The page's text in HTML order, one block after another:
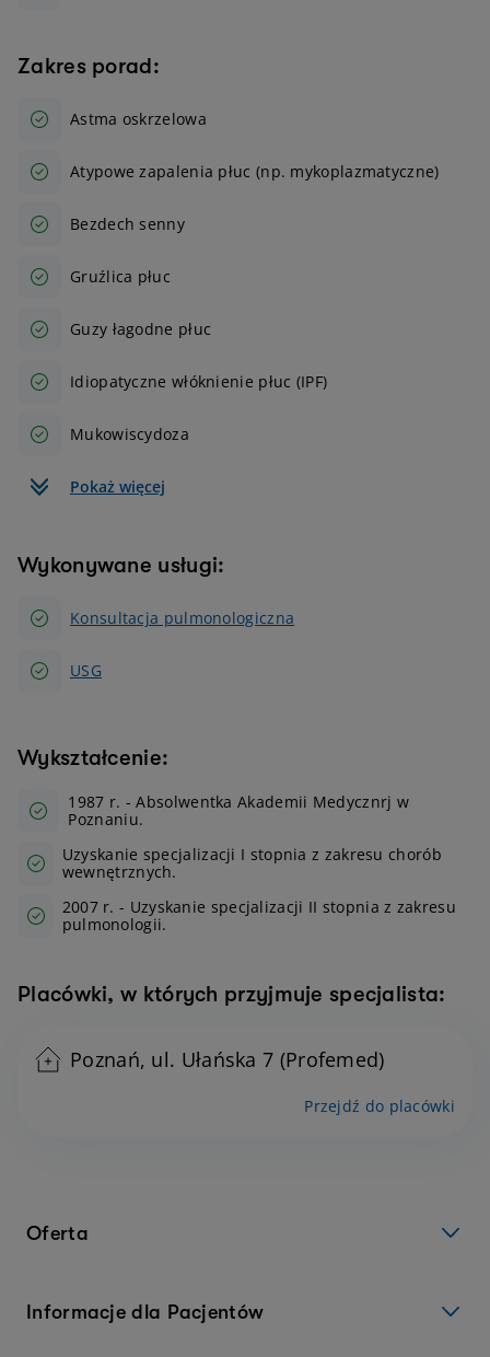
Zakres porad:
Astma oskrzelowa
Atypowe zapalenia płuc (np. mykoplazmatyczne)
Bezdech senny
Gruźlica płuc
Guzy łagodne płuc
Idiopatyczne włóknienie płuc (IPF)
Mukowiscydoza
Pokaż więcej
Wykonywane usługi:
Konsultacja pulmonologiczna
USG
Wykształcenie:
1987 r. - Absolwentka Akademii Medycznrj w
Poznaniu.
Uzyskanie specjalizacji I stopnia z zakresu chorób
wewnętrznych.
2007 r. - Uzyskanie specjalizacji II stopnia z zakresu
pulmonologii.
Placówki, w których przyjmuje specjalista:
Poznań, ul. Ułańska 7 (Profemed)
Przejdź do placówki
Oferta
Informacje dla Pacjentów